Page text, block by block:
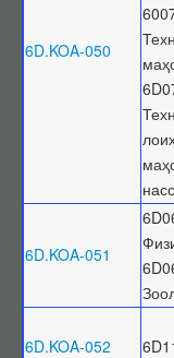
6D.KOA-050
6D.KOA-051
6D.KOA-052